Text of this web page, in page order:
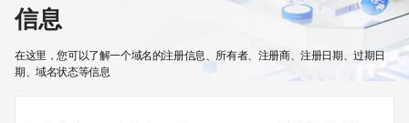
信息
在这里，您可以了解一个域名的注册信息、所有者、注册商、注册日期、过期日
期、域名状态等信息